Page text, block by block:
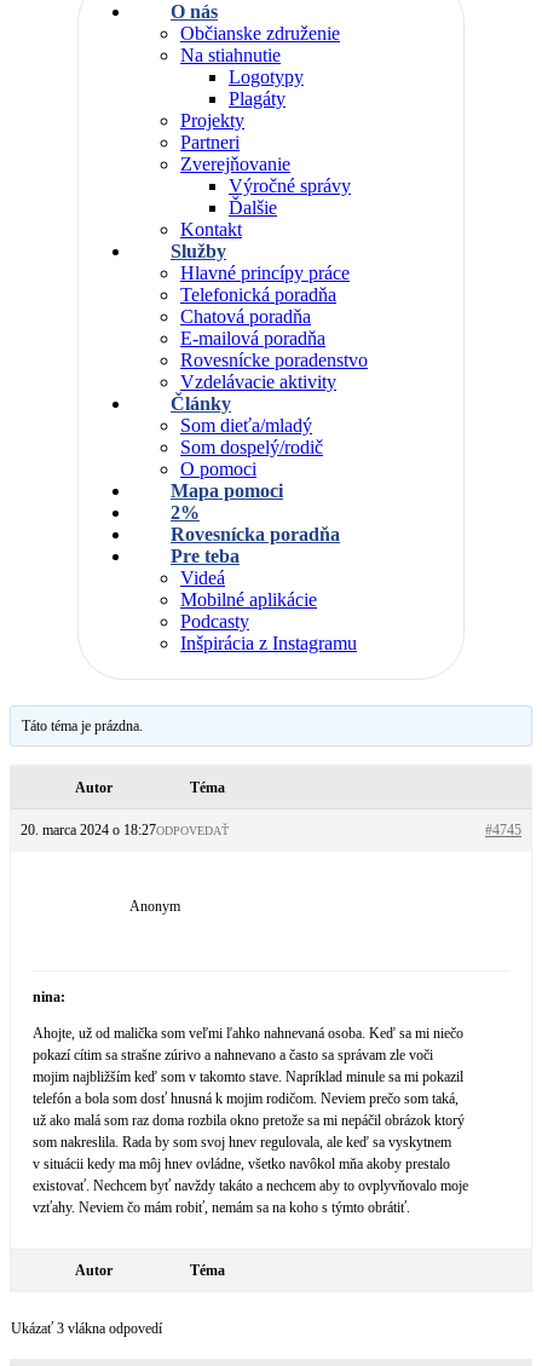
O nás
Občianske združenie
Na stiahnutie
Logotypy
Plagáty
Projekty
Partneri
Zverejňovanie
Výročné správy
Ďalšie
Kontakt
Služby
Hlavné princípy práce
Telefonická poradňa
Chatová poradňa
E-mailová poradňa
Rovesnícke poradenstvo
Vzdelávacie aktivity
Články
Som dieťa/mladý
Som dospelý/rodič
O pomoci
Mapa pomoci
2%
Rovesnícka poradňa
Pre teba
Videá
Mobilné aplikácie
Podcasty
Inšpirácia z Instagramu
Táto téma je prázdna.
Autor Téma
20. marca 2024 o 18:27 #4745
ODPOVEDAŤ
Anonym
nina:
Ahojte, už od malička som veľmi ľahko nahnevaná osoba. Keď sa mi niečo
pokazí cítim sa strašne zúrivo a nahnevano a často sa správam zle voči
mojim najbližším keď som v takomto stave. Napríklad minule sa mi pokazil
telefón a bola som dosť hnusná k mojim rodičom. Neviem prečo som taká,
už ako malá som raz doma rozbila okno pretože sa mi nepáčil obrázok ktorý
som nakreslila. Rada by som svoj hnev regulovala, ale keď sa vyskytnem
v situácii kedy ma môj hnev ovládne, všetko navôkol mňa akoby prestalo
existovať. Nechcem byť navždy takáto a nechcem aby to ovplyvňovalo moje
vzťahy. Neviem čo mám robiť, nemám sa na koho s týmto obrátiť.
Autor Téma
Ukázať 3 vlákna odpovedí